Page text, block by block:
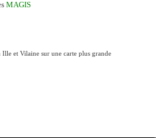
MAGIS
et Vilaine sur une carte plus grande